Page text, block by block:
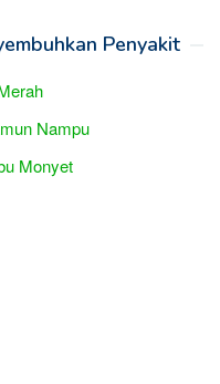
Penyakit
Nampu
Monyet